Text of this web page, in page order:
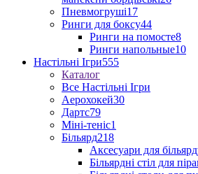
Пневмогруші17
Ринги для боксу44
Ринги на помосте8
Ринги напольные10
Настільні Ігри555
Каталог
Все Настільні Ігри
Аерохокей30
Дартс79
Міні-теніс1
Більярд218
Аксесуари для
Більярдні стіл для